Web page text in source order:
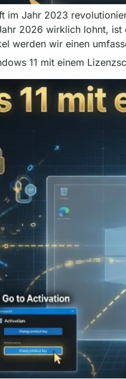
im Jahr 2023
2026 wirklich lohnt,
werden wir einen
11 mit einem